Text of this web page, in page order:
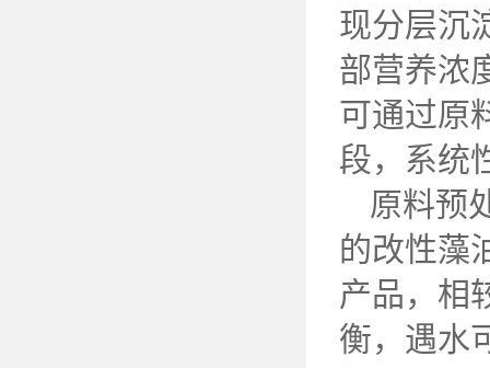
现分层沉
部营养浓
可通过原
段，系统
原料预
的改性藻
产品，相
衡，遇水